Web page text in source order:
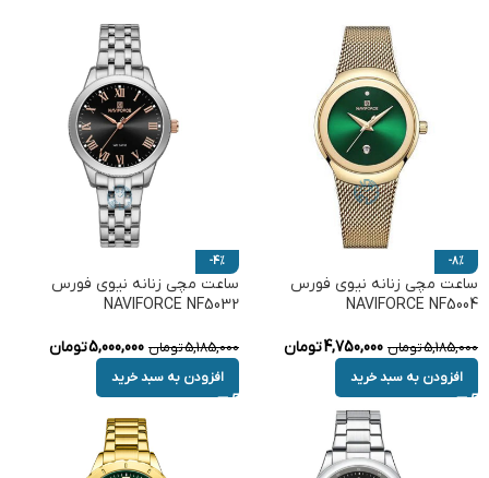
-8%
ساعت مچی زنانه نیوی فورس
NAVIFORCE NF5004
5,185,000تومان 4,750,000تومان
افزودن به سبد خرید
-4%
ساعت مچی زنانه نیوی فورس
NAVIFORCE NF5032
5,185,000تومان 5,000,000تومان
افزودن به سبد خرید